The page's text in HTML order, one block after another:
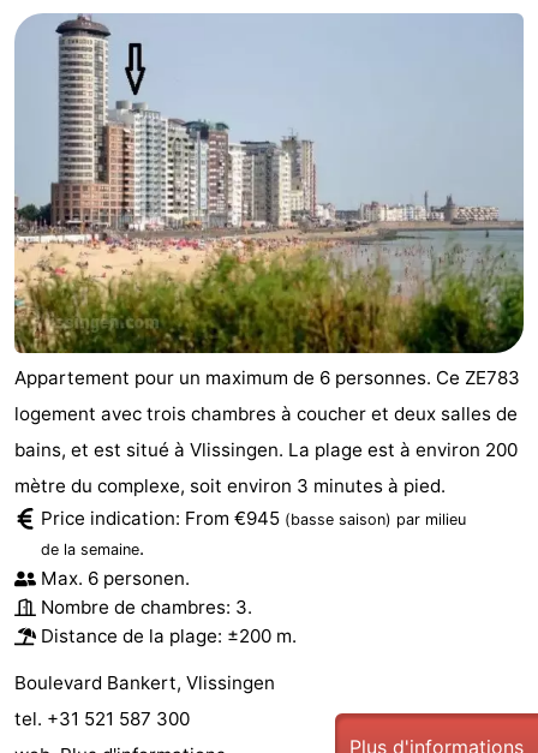
d'hôtes
Chaumières
Duinzicht
Galgewei
Noordzee
Resort
Vlissingen
-
Strandpark
Zeeland
-
Vebenabos
-
Westduin
Hôtels
Last
minutes
Plages
Voir
et
Lieux
Musées
-
Appartement pour un maximum de 6 personnes. Ce ZE783
logement avec trois chambres à coucher et deux salles de
bains, et est situé à Vlissingen. La plage est à environ 200
mètre du complexe, soit environ 3 minutes à pied.
Price indication: From €945 (basse saison) par milieu
de la semaine.
Max. 6 personen.
Nombre de chambres: 3.
Distance de la plage: ±200 m.
Boulevard Bankert, Vlissingen
tel. +31 521 587 300
Plus d'informations